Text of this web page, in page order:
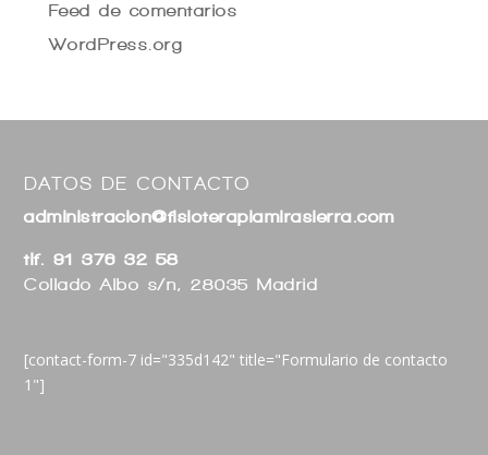
Feed de comentarios
WordPress.org
DATOS DE CONTACTO
administracion@fisioterapiamirasierra.com
tlf. 91 376 32 58
Collado Albo s/n, 28035 Madrid
[contact-form-7 id="335d142" title="Formulario de contacto
1"]